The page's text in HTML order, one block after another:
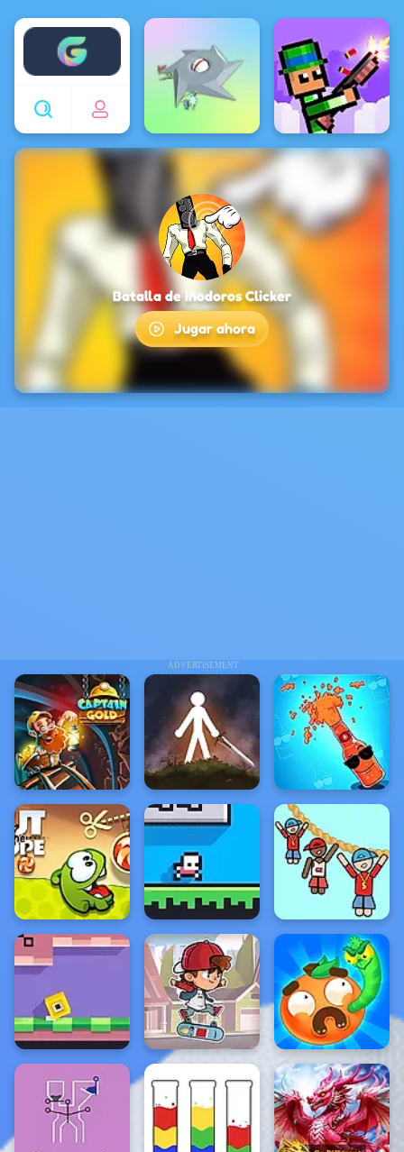
Enjoy4fun
ADVERTISEMENT
Batalla de inodoros Clicker
Jugar ahora